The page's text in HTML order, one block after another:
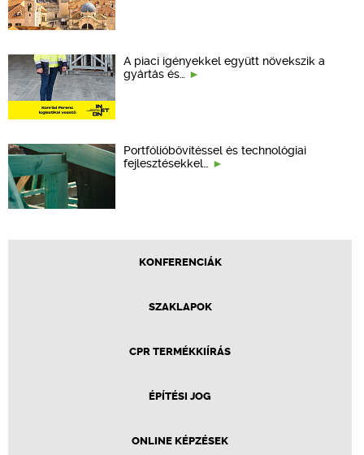
A piaci igényekkel együtt növekszik a
gyártás és…
Portfólióbővítéssel és technológiai
fejlesztésekkel…
KONFERENCIÁK
SZAKLAPOK
CPR TERMÉKKIÍRÁS
ÉPÍTÉSI JOG
ONLINE KÉPZÉSEK